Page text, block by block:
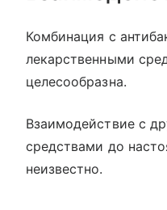
Комбинация с
лекарственными
целесообразна.
Взаимодействие с
средствами до
неизвестно.